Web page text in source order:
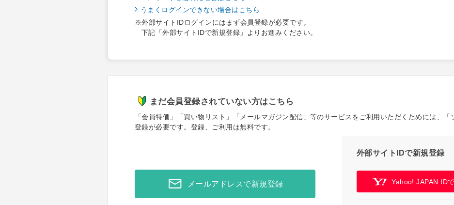
うまくログインできない場合はこちら
※外部サイトIDログインにはまず会員登録が必要です。
下記「外部サイトIDで新規登録」よりお進みください。
まだ会員登録されていない方はこちら
「会員特価」「買い物リスト」「メールマガジン配信」等のサービスをご利用いただくためには、「
登録が必要です。登録、ご利用は無料です。
メールアドレスで新規登録
外部サイトIDで新規登録
Yahoo! JAPAN ID